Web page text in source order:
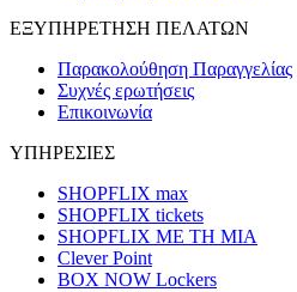
ΕΞΥΠΗΡΕΤΗΣΗ ΠΕΛΑΤΩΝ
Παρακολούθηση Παραγγελίας
Συχνές ερωτήσεις
Επικοινωνία
ΥΠΗΡΕΣΙΕΣ
SHOPFLIX max
SHOPFLIX tickets
SHOPFLIX ΜΕ ΤΗ ΜΙΑ
Clever Point
BOX NOW Lockers